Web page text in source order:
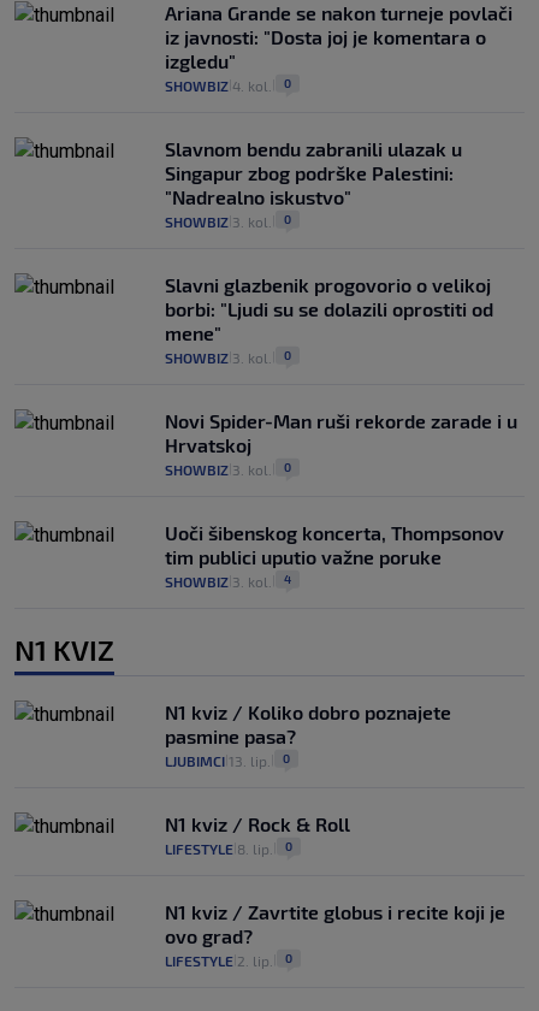
Ariana Grande se nakon turneje povlači
iz javnosti: "Dosta joj je komentara o
izgledu"
SHOWBIZ 4. kol. 0
Slavnom bendu zabranili ulazak u
Singapur zbog podrške Palestini:
"Nadrealno iskustvo"
SHOWBIZ 3. kol. 0
Slavni glazbenik progovorio o velikoj
borbi: "Ljudi su se dolazili oprostiti od
mene"
SHOWBIZ 3. kol. 0
Novi Spider-Man ruši rekorde zarade i u
Hrvatskoj
SHOWBIZ 3. kol. 0
Uoči šibenskog koncerta, Thompsonov
tim publici uputio važne poruke
SHOWBIZ 3. kol. 4
N1 KVIZ
N1 kviz / Koliko dobro poznajete
pasmine pasa?
LJUBIMCI 13. lip. 0
N1 kviz / Rock & Roll
LIFESTYLE 8. lip. 0
N1 kviz / Zavrtite globus i recite koji je
ovo grad?
LIFESTYLE 2. lip. 0